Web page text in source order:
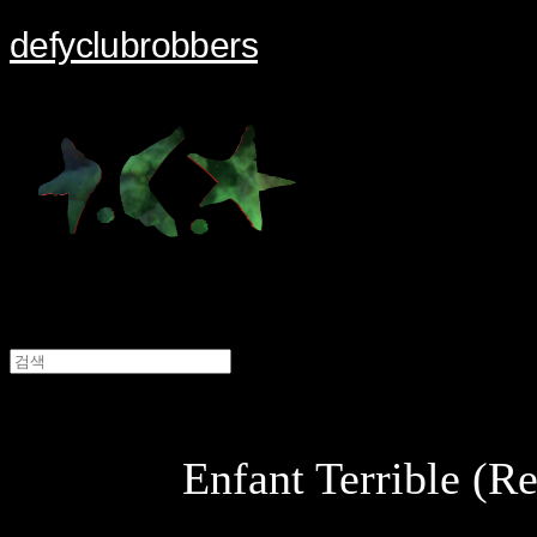
defyclubrobbers
Enfant Terrible